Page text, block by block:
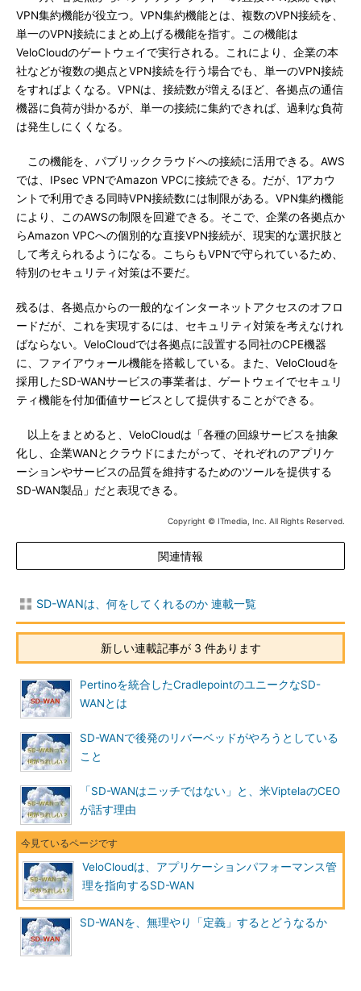
VPN集約機能が役立つ。VPN集約機能とは、複数のVPN接続を、
単一のVPN接続にまとめ上げる機能を指す。この機能は
VeloCloudのゲートウェイで実行される。これにより、企業の本
社などが複数の拠点とVPN接続を行う場合でも、単一のVPN接続
をすればよくなる。VPNは、接続数が増えるほど、各拠点の通信
機器に負荷が掛かるが、単一の接続に集約できれば、過剰な負荷
は発生しにくくなる。
この機能を、パブリッククラウドへの接続に活用できる。AWS
では、IPsec VPNでAmazon VPCに接続できる。だが、1アカウ
ントで利用できる同時VPN接続数には制限がある。VPN集約機能
により、このAWSの制限を回避できる。そこで、企業の各拠点か
らAmazon VPCへの個別的な直接VPN接続が、現実的な選択肢と
して考えられるようになる。こちらもVPNで守られているため、
特別のセキュリティ対策は不要だ。
残るは、各拠点からの一般的なインターネットアクセスのオフロ
ードだが、これを実現するには、セキュリティ対策を考えなけれ
ばならない。VeloCloudでは各拠点に設置する同社のCPE機器
に、ファイアウォール機能を搭載している。また、VeloCloudを
採用したSD-WANサービスの事業者は、ゲートウェイでセキュリ
ティ機能を付加価値サービスとして提供することができる。
以上をまとめると、VeloCloudは「各種の回線サービスを抽象
化し、企業WANとクラウドにまたがって、それぞれのアプリケ
ーションやサービスの品質を維持するためのツールを提供する
SD-WAN製品」だと表現できる。
Copyright © ITmedia, Inc. All Rights Reserved.
関連情報
SD-WANは、何をしてくれるのか 連載一覧
新しい連載記事が 3 件あります
Pertinoを統合したCradlepointのユニークなSD-
WANとは
SD-WANで後発のリバーベッドがやろうとしている
こと
「SD-WANはニッチではない」と、米ViptelaのCEO
が話す理由
VeloCloudは、アプリケーションパフォーマンス管
理を指向するSD-WAN
SD-WANを、無理やり「定義」するとどうなるか